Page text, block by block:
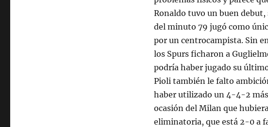
Ronaldo tuvo un buen
del minuto 79 jugó como
por un centrocampista. Sin
los Spurs ficharon a
podría haber jugado su
Pioli también le falto
haber utilizado un 4-4-2
ocasión del Milan que
eliminatoria, que está 2-0 a